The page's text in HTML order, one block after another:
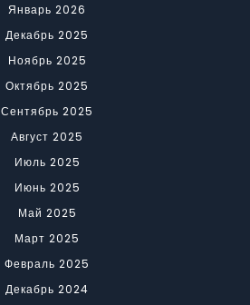
Январь 2026
Декабрь 2025
Ноябрь 2025
Октябрь 2025
Сентябрь 2025
Август 2025
Июль 2025
Июнь 2025
Май 2025
Март 2025
Февраль 2025
Декабрь 2024